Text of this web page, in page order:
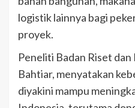
logistik lainnya bagi
proyek.
Peneliti Badan Riset
Bahtiar, menyatakan
diyakini mampu